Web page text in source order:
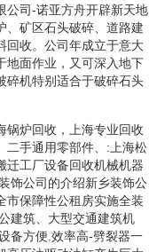
公司-诺亚方舟开辟新天地
、矿区石头破碎、道路建
回收。公司年成立于意大
地面作业，又可深入地下
碎机特别适合于破碎石头
锅炉回收，上海专业回收
二手通用零部件、:上海松
迁工厂设备回收机械机器
饰公司的介绍新乡装饰公
市保障性公租房实施全装
建筑、大型交通建筑机
备方便.效率高-劈裂器一